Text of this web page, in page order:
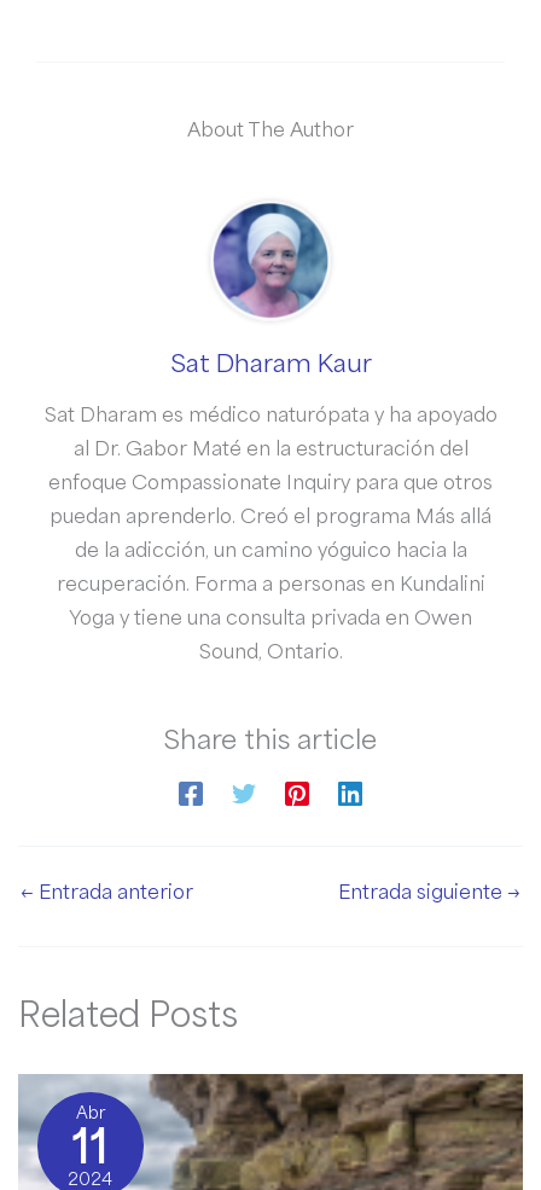
About The Author
Sat Dharam Kaur
Sat Dharam es médico naturópata y ha apoyado
al Dr. Gabor Maté en la estructuración del
enfoque Compassionate Inquiry para que otros
puedan aprenderlo. Creó el programa Más allá
de la adicción, un camino yóguico hacia la
recuperación. Forma a personas en Kundalini
Yoga y tiene una consulta privada en Owen
Sound, Ontario.
Share this article
← Entrada anterior Entrada siguiente →
Related Posts
Abr
11
2024